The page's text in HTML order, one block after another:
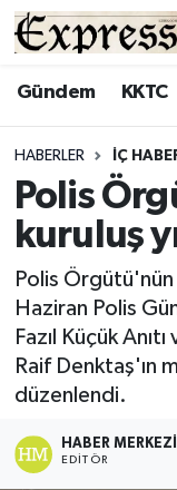
Gündem KKTC
HABERLER İÇ
Polis
kuruluş
Polis
Haziran Polis
Fazıl Küçük
Raif Denktaş'ın
düzenlendi.
HABER MERKEZI
EDITÖR
ALAYKÖY
BİLİM
ÇATALKÖY
DÜNYA
EĞİTİM
Hava Durumu
Süper Lig
Tüm
Son Dakika
Haber Arşivi